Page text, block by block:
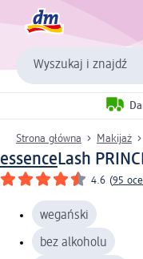
Wyszukaj i znajdź
Strona główna Makijaż
essenceLash
4.6 (95
wegański
bez alkoholu